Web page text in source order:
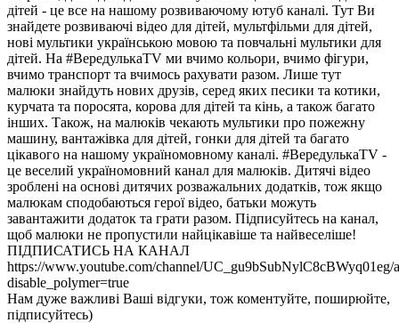
дітей - це все на нашому розвиваючому ютуб каналі. Тут Ви
знайдете розвиваючі відео для дітей, мультфільми для дітей,
нові мультики українською мовою та повчальні мультики для
дітей. На #ВередулькаТV ми вчимо кольори, вчимо фігури,
вчимо транспорт та вчимось рахувати разом. Лише тут
малюки знайдуть нових друзів, серед яких песики та котики,
курчата та поросята, корова для дітей та кінь, а також багато
інших. Також, на малюків чекають мультики про пожежну
машину, вантажівка для дітей, гонки для дітей та багато
цікавого на нашому україномовному каналі. #ВередулькаТV -
це веселий україномовний канал для малюків. Дитячі відео
зроблені на основі дитячих розважальних додатків, тож якщо
малюкам сподобаються герої відео, батьки можуть
завантажити додаток та грати разом. Підписуйтесь на канал,
щоб малюки не пропустили найцікавіше та найвеселіше!
ПІДПИСАТИСЬ НА КАНАЛ
https://www.youtube.com/channel/UC_gu9bSubNylC8cBWyq01eg/
disable_polymer=true
Нам дуже важливі Ваші відгуки, тож коментуйте, поширюйте,
підписуйтесь)